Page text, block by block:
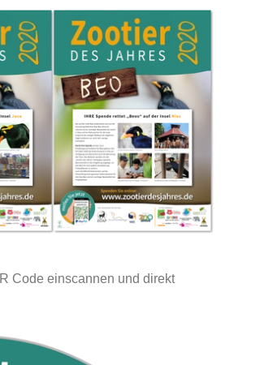
Code einscannen und direkt